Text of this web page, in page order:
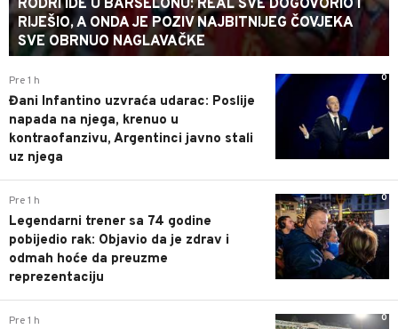
RODRI IDE U BARSELONU: REAL SVE DOGOVORIO I
RIJEŠIO, A ONDA JE POZIV NAJBITNIJEG ČOVJEKA
SVE OBRNUO NAGLAVAČKE
0
Pre 1 h
Đani Infantino uzvraća udarac: Poslije
napada na njega, krenuo u
kontraofanzivu, Argentinci javno stali
uz njega
0
Pre 1 h
Legendarni trener sa 74 godine
pobijedio rak: Objavio da je zdrav i
odmah hoće da preuzme
reprezentaciju
0
Pre 1 h